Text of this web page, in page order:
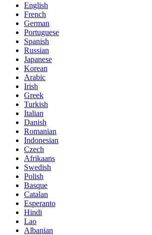
English
French
German
Portuguese
Spanish
Russian
Japanese
Korean
Arabic
Irish
Greek
Turkish
Italian
Danish
Romanian
Indonesian
Czech
Afrikaans
Swedish
Polish
Basque
Catalan
Esperanto
Hindi
Lao
Albanian